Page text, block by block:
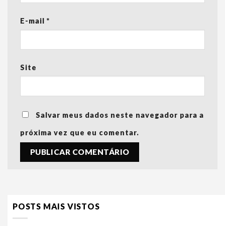
E-mail *
Site
Salvar meus dados neste navegador para a
próxima vez que eu comentar.
POSTS MAIS VISTOS